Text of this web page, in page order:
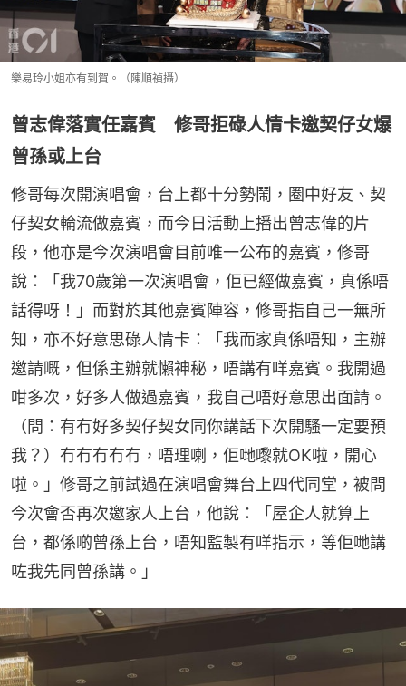
樂易玲小姐亦有到賀。（陳順禎攝）
曾志偉落實任嘉賓 修哥拒碌人情卡邀契仔女爆
曾孫或上台
修哥每次開演唱會，台上都十分勢鬧，圈中好友、契
仔契女輪流做嘉賓，而今日活動上播出曾志偉的片
段，他亦是今次演唱會目前唯一公布的嘉賓，修哥
說：「我70歲第一次演唱會，佢已經做嘉賓，真係唔
話得呀！」而對於其他嘉賓陣容，修哥指自己一無所
知，亦不好意思碌人情卡：「我而家真係唔知，主辦
邀請嘅，但係主辦就懶神秘，唔講有咩嘉賓。我開過
咁多次，好多人做過嘉賓，我自己唔好意思出面請。
（問：有冇好多契仔契女同你講話下次開騷一定要預
我？）冇冇冇冇冇，唔理喇，佢哋嚟就OK啦，開心
啦。」修哥之前試過在演唱會舞台上四代同堂，被問
今次會否再次邀家人上台，他說：「屋企人就算上
台，都係啲曾孫上台，唔知監製有咩指示，等佢哋講
咗我先同曾孫講。」